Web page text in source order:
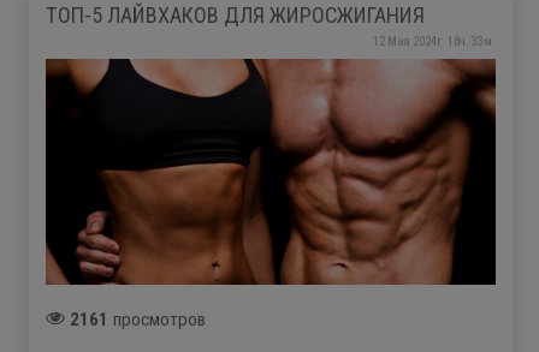
ТОП-5 ЛАЙВХАКОВ ДЛЯ ЖИРОСЖИГАНИЯ
12 Мая 2024г. 18ч. 33м.
2161 просмотров